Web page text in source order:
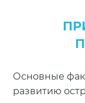
Основные
развитию